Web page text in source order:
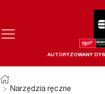
AUTORYZOWANY
Narzędzia ręczne